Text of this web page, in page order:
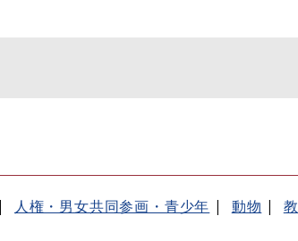
人権・男女共同参画・青少年 動物